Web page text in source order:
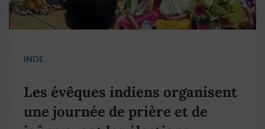
INDE
Les évêques indiens organisent
une journée de prière et de